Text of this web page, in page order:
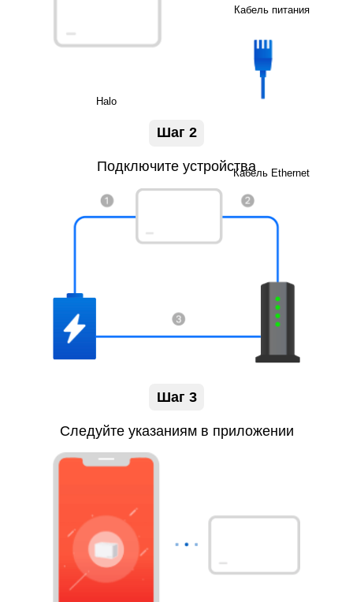
Halo
Кабель питания
Кабель Ethernet
Шаг 2
Подключите устройства
Шаг 3
Следуйте указаниям в приложении